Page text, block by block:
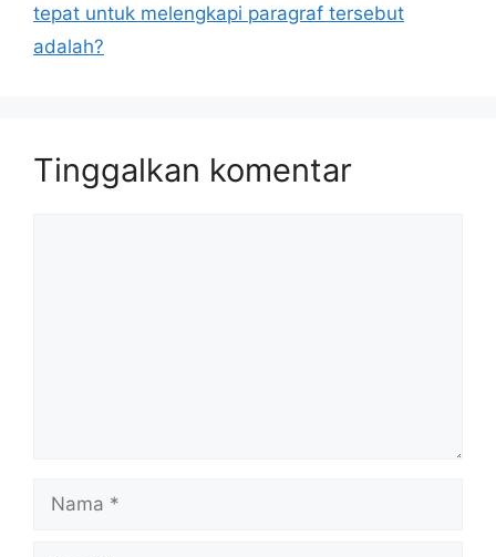
tepat untuk melengkapi paragraf tersebut
adalah?
Tinggalkan komentar